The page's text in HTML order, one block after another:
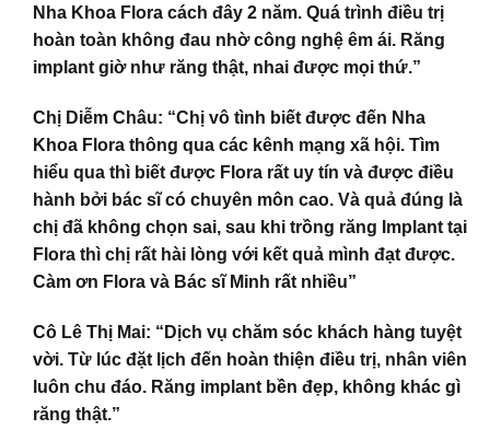
Nha Khoa Flora cách đây 2 năm. Quá trình điều trị
hoàn toàn không đau nhờ công nghệ êm ái. Răng
implant giờ như răng thật, nhai được mọi thứ.”
Chị Diễm Châu: “Chị vô tình biết được đến Nha
Khoa Flora thông qua các kênh mạng xã hội. Tìm
hiểu qua thì biết được Flora rất uy tín và được điều
hành bởi bác sĩ có chuyên môn cao. Và quả đúng là
chị đã không chọn sai, sau khi trồng răng Implant tại
Flora thì chị rất hài lòng với kết quả mình đạt được.
Càm ơn Flora và Bác sĩ Minh rất nhiều”
Cô Lê Thị Mai: “Dịch vụ chăm sóc khách hàng tuyệt
vời. Từ lúc đặt lịch đến hoàn thiện điều trị, nhân viên
luôn chu đáo. Răng implant bền đẹp, không khác gì
răng thật.”